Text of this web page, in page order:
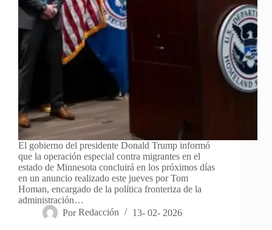
El gobierno del presidente Donald Trump informó
que la operación especial contra migrantes en el
estado de Minnesota concluirá en los próximos días
en un anuncio realizado este jueves por Tom
Homan, encargado de la política fronteriza de la
administración…
Por Redacción 13- 02- 2026